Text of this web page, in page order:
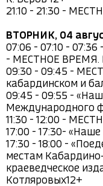
21:10 - 21:30 -
ВТОРНИК, 04
07:06 - 07:10 - 07:36
- МЕСТНОЕ ВРЕМЯ.
09:30 - 09:45 -
кабардинском и
09:45 - 09:55 -
Международного
11:30 - 12:00 -
17:00 - 17:30-
17:30 - 18:00 -
местам
краеведческое
Котляровых12+